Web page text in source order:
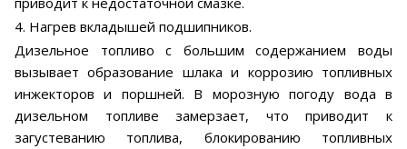
4. Нагрев вкладышей подшипников.
Дизельное топливо с большим содержанием воды
вызывает образование шлака и коррозию топливных
инжекторов и поршней. В морозную погоду вода в
дизельном топливе замерзает, что приводит к
загустеванию топлива, блокированию топливных